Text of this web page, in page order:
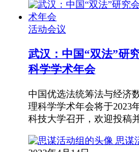
活动会议
武汉：中国“双法”研
科学学术年会
中国优选法统筹法与经济
理科学学术年会将于2023
科技大学召开，欢迎投稿
思谋